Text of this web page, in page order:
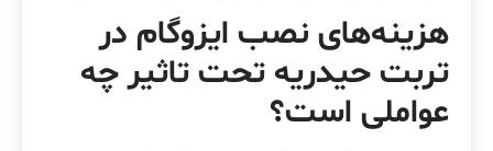
هزینه‌های نصب ایزوگام در
تربت حیدریه تحت تاثیر چه
عواملی است؟